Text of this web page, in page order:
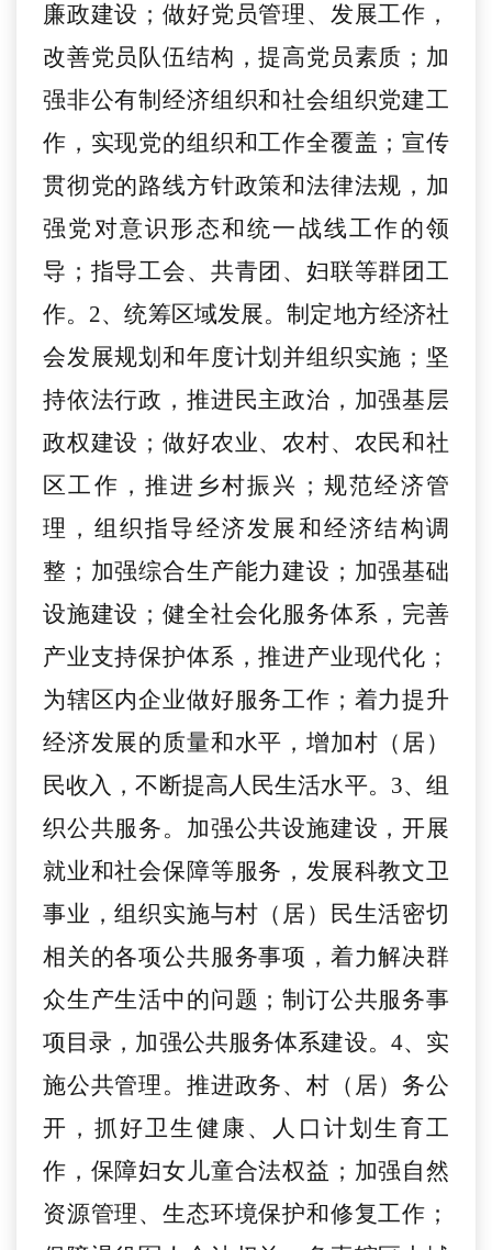
廉政建设；做好党员管理、发展工作，
改善党员队伍结构，提高党员素质；加
强非公有制经济组织和社会组织党建工
作，实现党的组织和工作全覆盖；宣传
贯彻党的路线方针政策和法律法规，加
强党对意识形态和统一战线工作的领
导；指导工会、共青团、妇联等群团工
作。2、统筹区域发展。制定地方经济社
会发展规划和年度计划并组织实施；坚
持依法行政，推进民主政治，加强基层
政权建设；做好农业、农村、农民和社
区工作，推进乡村振兴；规范经济管
理，组织指导经济发展和经济结构调
整；加强综合生产能力建设；加强基础
设施建设；健全社会化服务体系，完善
产业支持保护体系，推进产业现代化；
为辖区内企业做好服务工作；着力提升
经济发展的质量和水平，增加村（居）
民收入，不断提高人民生活水平。3、组
织公共服务。加强公共设施建设，开展
就业和社会保障等服务，发展科教文卫
事业，组织实施与村（居）民生活密切
相关的各项公共服务事项，着力解决群
众生产生活中的问题；制订公共服务事
项目录，加强公共服务体系建设。4、实
施公共管理。推进政务、村（居）务公
开，抓好卫生健康、人口计划生育工
作，保障妇女儿童合法权益；加强自然
资源管理、生态环境保护和修复工作；